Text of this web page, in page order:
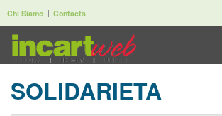
Chi Siamo Contacts
SOLIDARIETA